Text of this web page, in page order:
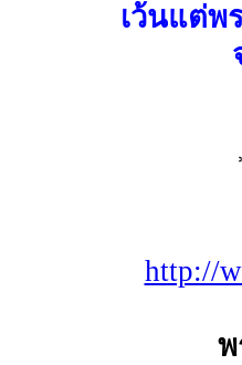
เว้นแต่พ
http://
พ